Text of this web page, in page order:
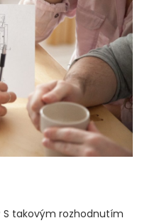
takovým rozhodnutím